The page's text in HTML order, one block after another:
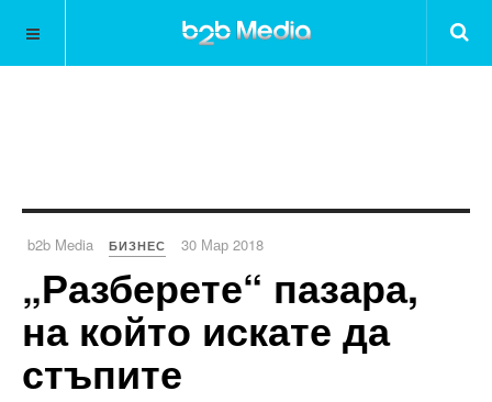
b2b Media БИЗНЕС 30 Мар 2018
„Разберете“ пазара,
на който искате да
стъпите